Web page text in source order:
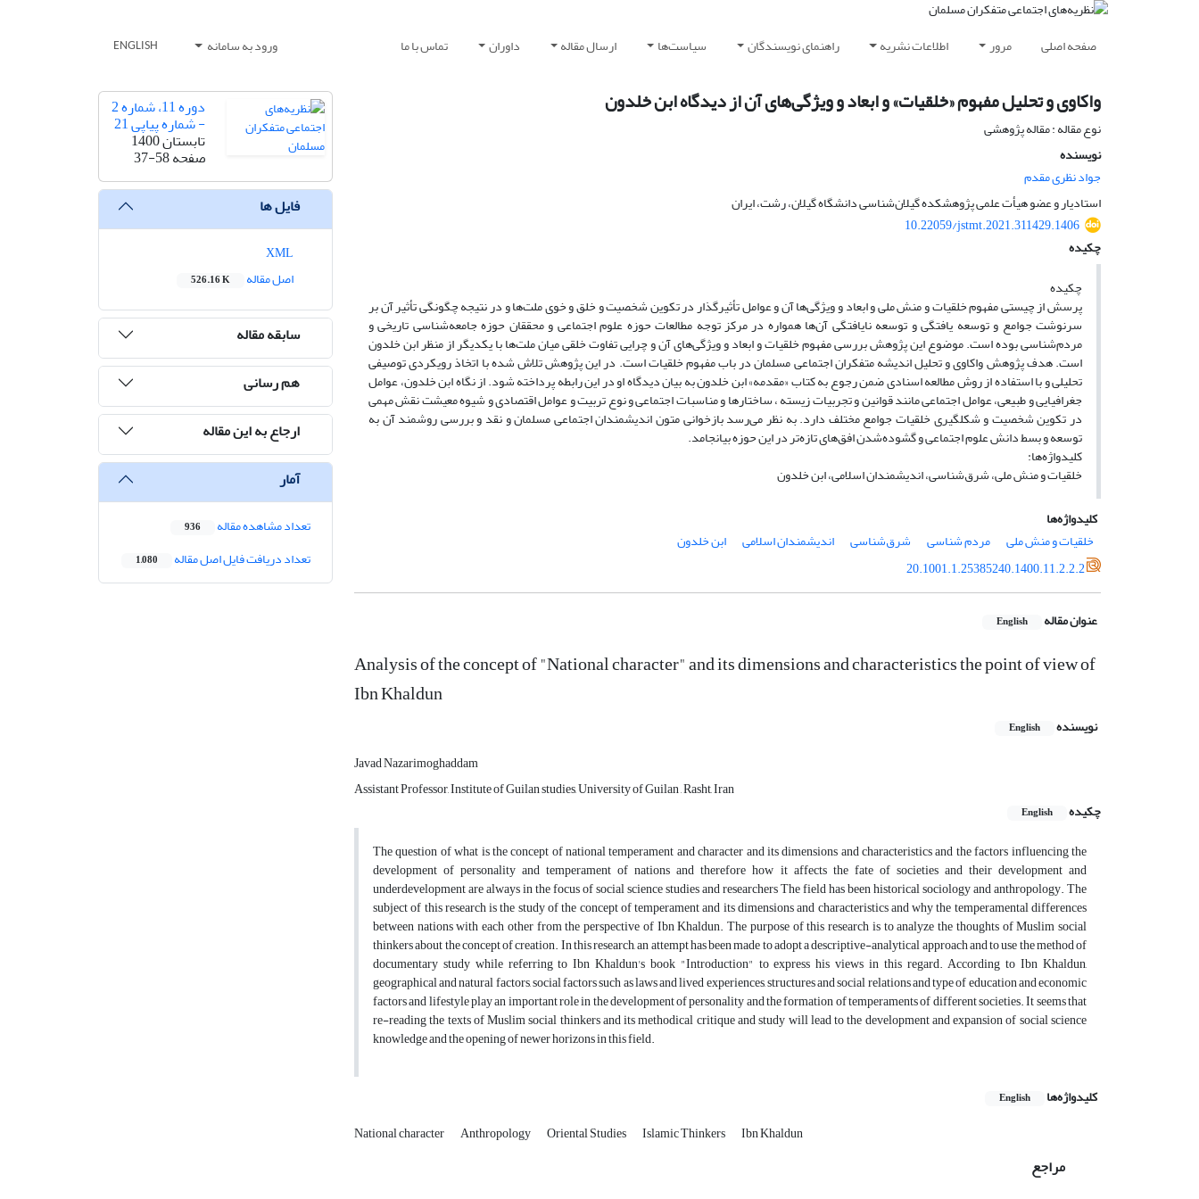
صفحه اصلی مرور اطلاعات نشریه راهنمای نویسندگان سیاست‌ها ارسال مقاله داوران تماس با ما ورود به سامانه ENGLISH
واکاوی و تحلیل مفهوم «خلقیات» و ابعاد و ویژگی‌های آن از دیدگاه ابن خلدون
نوع مقاله : مقاله پژوهشی
نویسنده
جواد نظری مقدم
استادیار و عضو هیأت علمی پژوهشکده گیلان‌شناسی دانشگاه گیلان، رشت، ایران
10.22059/jstmt.2021.311429.1406
چکیده
چکیده
پرسش از چیستی مفهوم خلقیات و منش ملی و ابعاد و ویژگی‌ها آن و عوامل تأثیرگذار در تکوین شخصیت و خلق و خوی ملت‌ها و در نتیجه چگونگی تأثیر آن بر
سرنوشت جوامع و توسعه یافتگی و توسعه نایافتگی آن‌ها همواره در مرکز توجه مطالعات حوزه علوم اجتماعی و محققان حوزه جامعه‌شناسی تاریخی و
مردم‌شناسی بوده است. موضوع این پژوهش بررسی مفهوم خلقیات و ابعاد و ویژگی‌های آن و چرایی تفاوت خلقی میان ملت‌ها با یکدیگر از منظر ابن خلدون
است. هدف پژوهش واکاوی و تحلیل اندیشه متفکران اجتماعی مسلمان در باب مفهوم خلقیات است. در این پژوهش تلاش شده با اتخاذ رویکردی توصیفی
تحلیلی و با استفاده از روش مطالعه اسنادی ضمن رجوع به کتاب «مقدمه» ابن خلدون به بیان دیدگاه او در این رابطه پرداخته شود. از نگاه ابن خلدون، عوامل
جغرافیایی و طبیعی، عوامل اجتماعی مانند قوانین و تجربیات زیسته ، ساختارها و مناسبات اجتماعی و نوع تربیت و عوامل اقتصادی و شیوه معیشت نقش مهمی
در تکوین شخصیت و شکلگیری خلقیات جوامع مختلف دارد. به نظر می‌رسد بازخوانی متون اندیشمندان اجتماعی مسلمان و نقد و بررسی روشمند آن به
توسعه و بسط دانش علوم اجتماعی و گشوده‌شدن افق‌های تازه‌تر در این حوزه بیانجامد.
کلیدواژه‌ها:
خلقیات و منش ملی، شرق‌شناسی، اندیشمندان اسلامی، ابن خلدون
کلیدواژه‌ها
خلقیات و منش ملی
مردم شناسی شرق‌شناسی اندیشمندان اسلامی
ابن خلدون
20.1001.1.25385240.1400.11.2.2.2
عنوان مقاله English
Analysis of the concept of "National character" and its dimensions and characteristics the point of view of
Ibn Khaldun
نویسنده English
Javad Nazarimoghaddam
Assistant Professor, Institute of Guilan studies, University of Guilan , Rasht, Iran
چکیده
English
The question of what is the concept of national temperament and character and its dimensions and characteristics and the factors influencing the
development of personality and temperament of nations and therefore how it affects the fate of societies and their development and
underdevelopment are always in the focus of social science studies and researchers The field has been historical sociology and anthropology. The
subject of this research is the study of the concept of temperament and its dimensions and characteristics and why the temperamental differences
between nations with each other from the perspective of Ibn Khaldun. The purpose of this research is to analyze the thoughts of Muslim social
thinkers about the concept of creation. In this research, an attempt has been made to adopt a descriptive-analytical approach and to use the method of
documentary study while referring to Ibn Khaldun's book "Introduction" to express his views in this regard. According to Ibn Khaldun,
geographical and natural factors, social factors such as laws and lived experiences, structures and social relations and type of education and economic
factors and lifestyle play an important role in the development of personality and the formation of temperaments of different societies. It seems that
re-reading the texts of Muslim social thinkers and its methodical critique and study will lead to the development and expansion of social science
knowledge and the opening of newer horizons in this field.
کلیدواژه‌ها English
National character Anthropology Oriental Studies Islamic Thinkers Ibn Khaldun
مراجع
دوره 11، شماره 2
- شماره پیاپی 21
تابستان 1400
صفحه37-58
فایل ها
اصل مقاله
526.16 K
سابقه مقاله
هم رسانی
ارجاع به این مقاله
آمار
تعداد مشاهده مقاله 936
تعداد دریافت فایل اصل مقاله 1,080